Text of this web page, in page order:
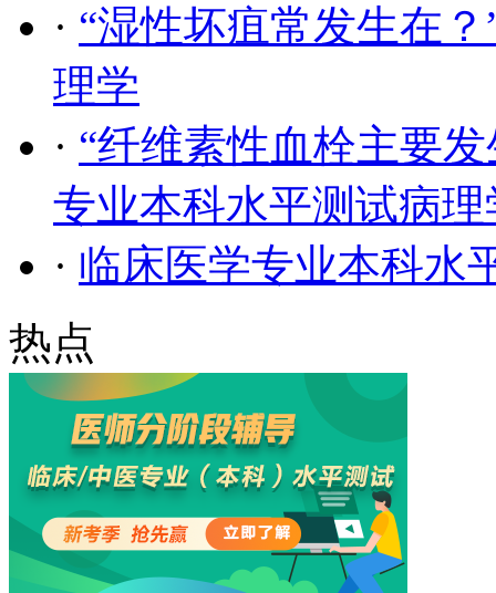
· “湿性坏疽常发生在
理学
· “纤维素性血栓主要
专业本科水平测试病理
· 临床医学专业本科水
热点